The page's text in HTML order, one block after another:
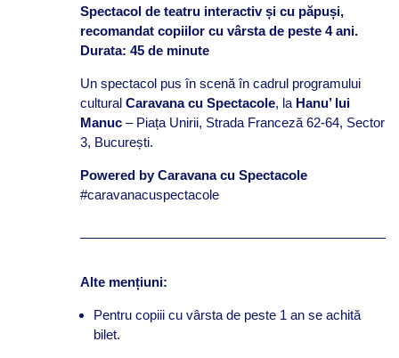
Spectacol de teatru interactiv și cu păpuși,
recomandat copiilor cu vârsta de peste 4 ani.
Durata: 45 de minute
Un spectacol pus în scenă în cadrul programului
cultural Caravana cu Spectacole, la Hanu’ lui
Manuc– Piața Unirii, Strada Franceză 62-64, Sector
3, București.
Powered by Caravana cu Spectacole
#caravanacuspectacole
Alte mențiuni:
Pentru copiii cu vârsta de peste 1 an se achită
bilet.